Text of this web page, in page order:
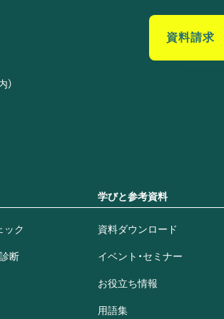
）
資料請求
ック
断
学びと参考資料
資料ダウンロード
イベント・セミナー
お役立ち情報
用語集